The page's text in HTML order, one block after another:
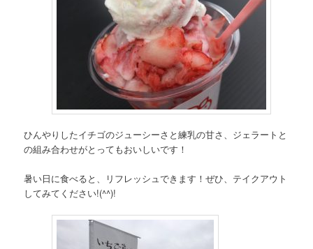
ひんやりしたイチゴのジューシーさと練乳の甘さ、ジェラートと
の組み合わせがとってもおいしいです！
暑い日に食べると、リフレッシュできます！ぜひ、テイクアウト
してみてください!(^^)!